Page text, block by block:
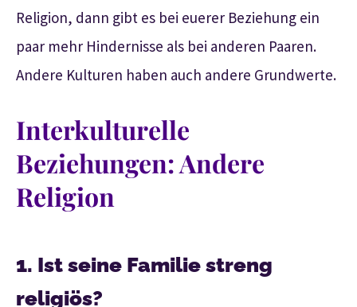
Religion, dann gibt es bei euerer Beziehung ein
paar mehr Hindernisse als bei anderen Paaren.
Andere Kulturen haben auch andere Grundwerte.
Interkulturelle
Beziehungen: Andere
Religion
1. Ist seine Familie streng
religiös?